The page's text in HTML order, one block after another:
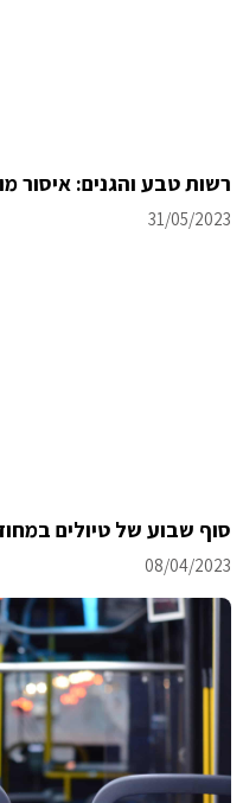
רשות טבע והגנים: איסור
31/05/2023
סוף שבוע של טיולים
08/04/2023